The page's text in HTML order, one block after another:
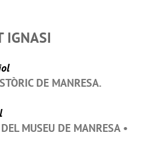
IGNASI
DE MANRESA.
MUSEU DE MANRESA •